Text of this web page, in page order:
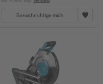
Benachrichtige mich